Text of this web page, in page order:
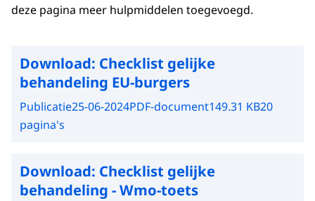
deze pagina meer hulpmiddelen toegevoegd.
Download: Checklist gelijke
behandeling EU-burgers
Publicatie25-06-2024PDF-document149.31 KB20
pagina's
Download: Checklist gelijke
behandeling - Wmo-toets